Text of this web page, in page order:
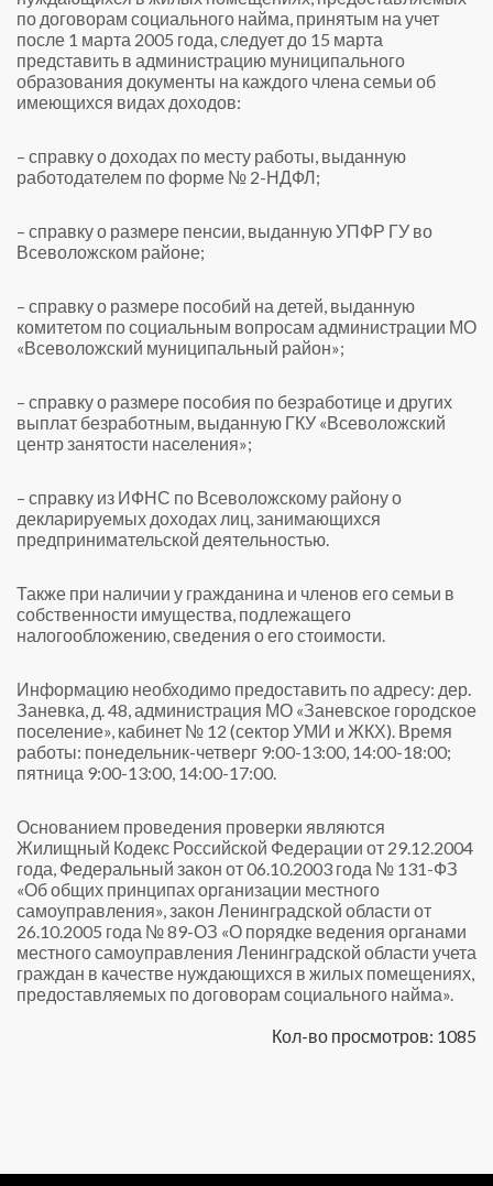
по договорам социального найма, принятым на учет
после 1 марта 2005 года, следует до 15 марта
представить в администрацию муниципального
образования документы на каждого члена семьи об
имеющихся видах доходов:
– справку о доходах по месту работы, выданную
работодателем по форме № 2-НДФЛ;
– справку о размере пенсии, выданную УПФР ГУ во
Всеволожском районе;
– справку о размере пособий на детей, выданную
комитетом по социальным вопросам администрации МО
«Всеволожский муниципальный район»;
– справку о размере пособия по безработице и других
выплат безработным, выданную ГКУ «Всеволожский
центр занятости населения»;
– справку из ИФНС по Всеволожскому району о
декларируемых доходах лиц, занимающихся
предпринимательской деятельностью.
Также при наличии у гражданина и членов его семьи в
собственности имущества, подлежащего
налогообложению, сведения о его стоимости.
Информацию необходимо предоставить по адресу: дер.
Заневка, д. 48, администрация МО «Заневское городское
поселение», кабинет № 12 (сектор УМИ и ЖКХ). Время
работы: понедельник-четверг 9:00-13:00, 14:00-18:00;
пятница 9:00-13:00, 14:00-17:00.
Основанием проведения проверки являются
Жилищный Кодекс Российской Федерации от 29.12.2004
года, Федеральный закон от 06.10.2003 года № 131-ФЗ
«Об общих принципах организации местного
самоуправления», закон Ленинградской области от
26.10.2005 года № 89-ОЗ «О порядке ведения органами
местного самоуправления Ленинградской области учета
граждан в качестве нуждающихся в жилых помещениях,
предоставляемых по договорам социального найма».
Кол-во просмотров: 1085